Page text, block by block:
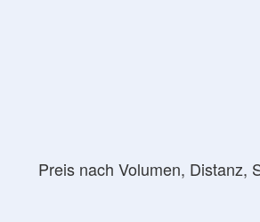
Preis nach Volumen, Distanz,